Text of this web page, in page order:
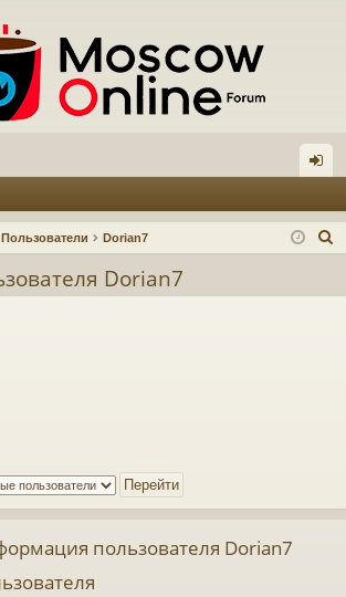
д
Пользователи Dorian7
Dorian7
пользователя Dorian7